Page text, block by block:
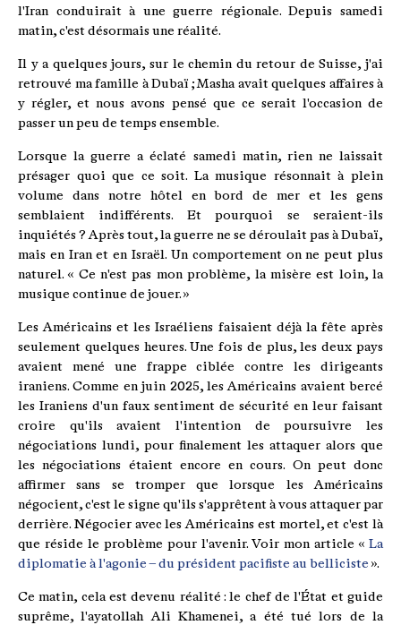
l'Iran conduirait à une guerre régionale. Depuis samedi
matin, c'est désormais une réalité.
Il y a quelques jours, sur le chemin du retour de Suisse, j'ai
retrouvé ma famille à Dubaï ; Masha avait quelques affaires à
y régler, et nous avons pensé que ce serait l'occasion de
passer un peu de temps ensemble.
Lorsque la guerre a éclaté samedi matin, rien ne laissait
présager quoi que ce soit. La musique résonnait à plein
volume dans notre hôtel en bord de mer et les gens
semblaient indifférents. Et pourquoi se seraient-ils
inquiétés ? Après tout, la guerre ne se déroulait pas à Dubaï,
mais en Iran et en Israël. Un comportement on ne peut plus
naturel. « Ce n'est pas mon problème, la misère est loin, la
musique continue de jouer. »
Les Américains et les Israéliens faisaient déjà la fête après
seulement quelques heures. Une fois de plus, les deux pays
avaient mené une frappe ciblée contre les dirigeants
iraniens. Comme en juin 2025, les Américains avaient bercé
les Iraniens d'un faux sentiment de sécurité en leur faisant
croire qu'ils avaient l'intention de poursuivre les
négociations lundi, pour finalement les attaquer alors que
les négociations étaient encore en cours. On peut donc
affirmer sans se tromper que lorsque les Américains
négocient, c'est le signe qu'ils s'apprêtent à vous attaquer par
derrière. Négocier avec les Américains est mortel, et c'est là
que réside le problème pour l'avenir. Voir mon article « La
diplomatie à l'agonie – du président pacifiste au belliciste ».
Ce matin, cela est devenu réalité : le chef de l'État et guide
suprême, l'ayatollah Ali Khamenei, a été tué lors de la